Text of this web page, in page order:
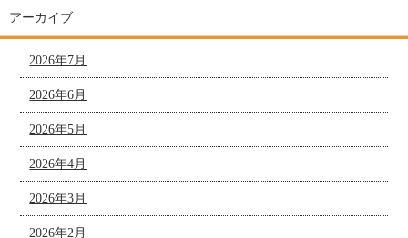
アーカイブ
2026年7月
2026年6月
2026年5月
2026年4月
2026年3月
2026年2月